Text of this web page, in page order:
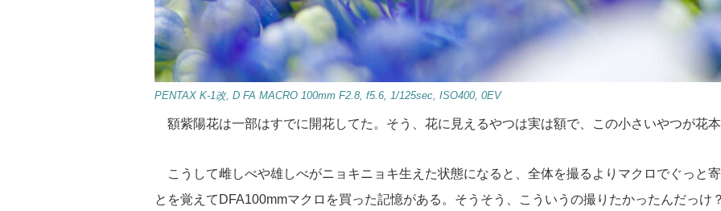
PENTAX K-1改, D FA MACRO 100mm F2.8, f5.6, 1/125sec, ISO400, 0EV
額紫陽花は一部はすでに開花してた。そう、花に見えるやつは実は額で、この小さいやつが花
こうして雌しべや雄しべがニョキニョキ生えた状態になると、全体を撮るよりマクロでぐっと
とを覚えてDFA100mmマクロを買った記憶がある。そうそう、こういうの撮りたかったんだっけ